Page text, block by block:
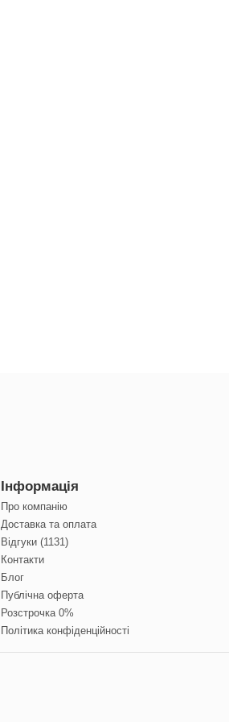
Інформація
Про компанію
Доставка та оплата
Відгуки (1131)
Контакти
Блог
Публічна оферта
Розстрочка 0%
Політика конфіденційності